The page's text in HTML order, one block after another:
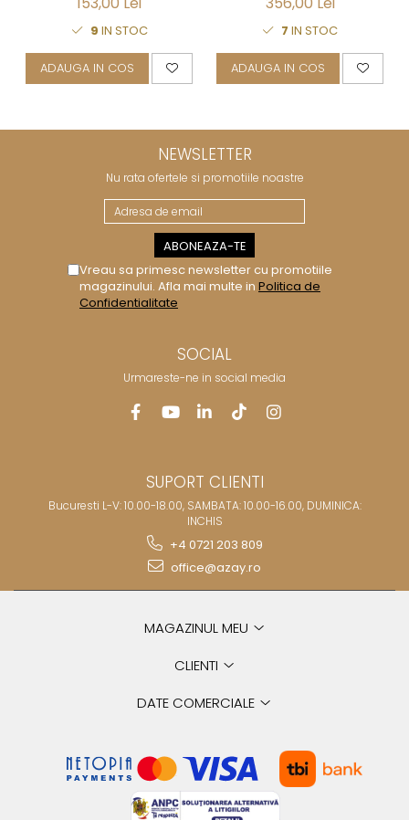
9 IN STOC
ADAUGA IN COS
7 IN STOC
ADAUGA IN COS
NEWSLETTER
Nu rata ofertele si promotiile noastre
Vreau sa primesc newsletter cu promotiile
magazinului. Afla mai multe in Politica de
Confidentialitate
SOCIAL
Urmareste-ne in social media
SUPORT CLIENTI
Bucuresti L-V: 10.00-18.00, SAMBATA: 10.00-16.00, DUMINICA:
INCHIS
+4 0721 203 809
office@azay.ro
MAGAZINUL MEU
CLIENTI
DATE COMERCIALE